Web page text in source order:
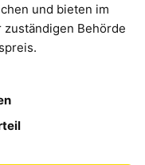
und bieten im
Behörde